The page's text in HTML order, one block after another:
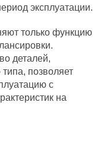
эксплуатации.
только функцию
деталей,
позволяет
с
на